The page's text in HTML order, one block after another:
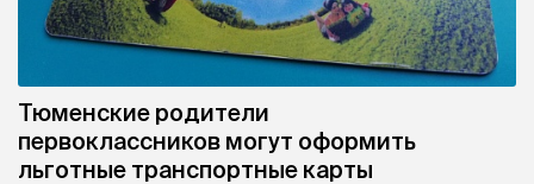
Тюменские родители
первоклассников могут оформить
льготные транспортные карты